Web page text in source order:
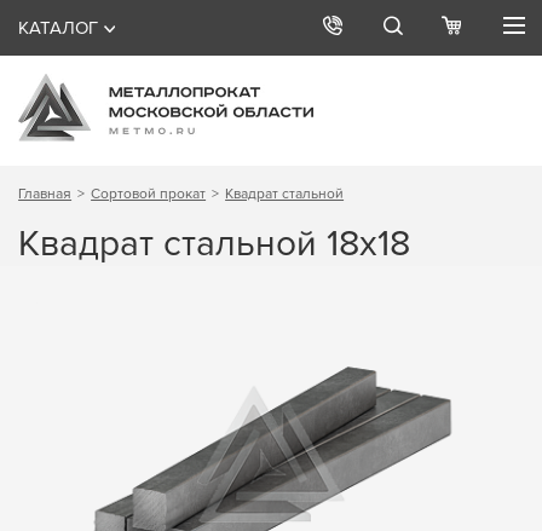
КАТАЛОГ
Главная Сортовой прокат Квадрат стальной
Квадрат стальной 18х18